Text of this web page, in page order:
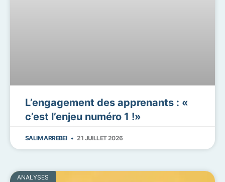
L’engagement des apprenants : «
c’est l’enjeu numéro 1 !»
SALIM ARREBEI 21 JUILLET 2026
ANALYSES